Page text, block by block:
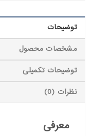
توضیحات
مشخصات محصول
توضیحات تکمیلی
نظرات (0)
معرفی